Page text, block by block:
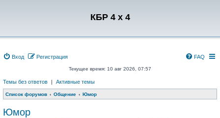
КБР 4 x 4
Вход Регистрация FAQ
Текущее время: 10 авг 2026, 07:57
Темы без ответов | Активные темы
Список форумов Общение Юмор
Юмор